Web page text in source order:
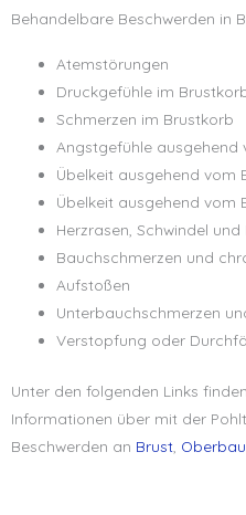
Behandelbare Beschwerden in
Atemstörungen
Druckgefühle im
Schmerzen im Brustkorb
Angstgefühle ausgehend
Übelkeit ausgehend vom
Übelkeit ausgehend vom
Herzrasen, Schwindel
Bauchschmerzen und
Aufstoßen
Unterbauchschmerzen
Verstopfung oder
Unter den folgenden Links
Informationen über mit der
Beschwerden an Brust